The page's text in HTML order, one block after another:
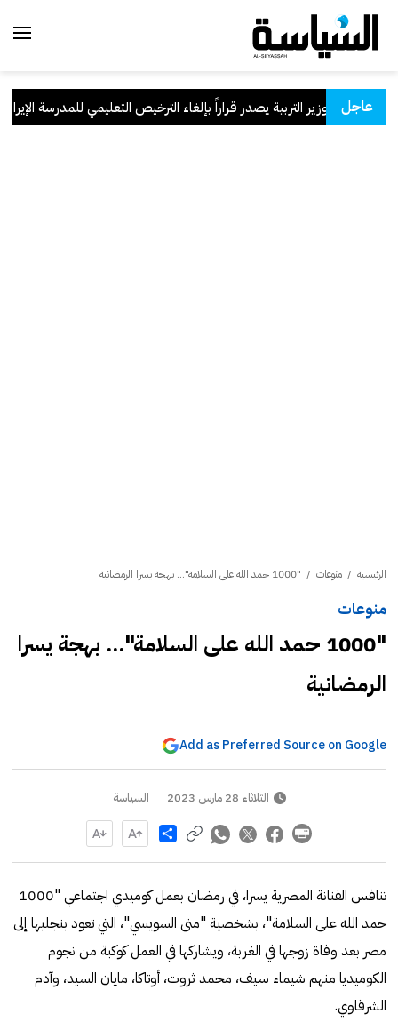
عاجلوزير التربية يصدر قراراً بإلغاء الترخيص التعليمي للمدرسة الإيرانية
الرئيسية / منوعات / "1000 حمد الله على السلامة"... بهجة يسرا الرمضانية
منوعات
"1000 حمد الله على السلامة"... بهجة يسرا
الرمضانية
Add as Preferred Source on Google
الثلاثاء 28 مارس 2023 السياسة
Share
تنافس الفنانة المصرية يسرا، في رمضان بعمل كوميدي اجتماعي "1000
حمد الله على السلامة"، بشخصية "منى السويسي"، التي تعود بنجليها إلى
مصر بعد وفاة زوجها في الغربة، ويشاركها في العمل كوكبة من نجوم
الكوميديا منهم شيماء سيف، محمد ثروت، أوتاكا، مايان السيد، وآدم
الشرقاوي.